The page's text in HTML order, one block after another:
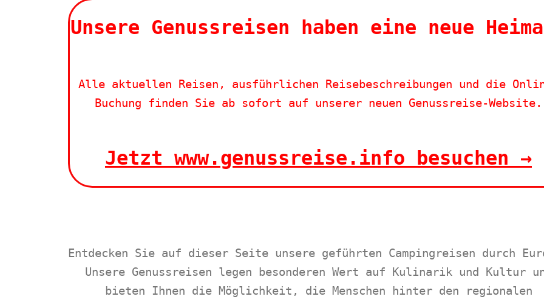
Unsere Genussreisen haben eine neue
Alle aktuellen Reisen, ausführlichen Reisebeschreibungen und die
Buchung finden Sie ab sofort auf unserer neuen Genussreise-Website.
Jetzt www.genussreise.info besuchen →
Entdecken Sie auf dieser Seite unsere geführten Campingreisen durch
Unsere Genussreisen legen besonderen Wert auf Kulinarik und Kultur
bieten Ihnen die Möglichkeit, die Menschen hinter den regionalen